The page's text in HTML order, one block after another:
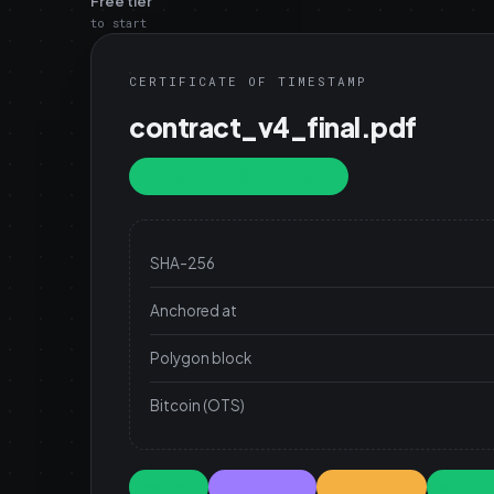
to start
CERTIFICATE OF TIMESTAMP
contract_v4_final.pdf
SHA-256
Anchored at
Polygon block
Bitcoin (OTS)